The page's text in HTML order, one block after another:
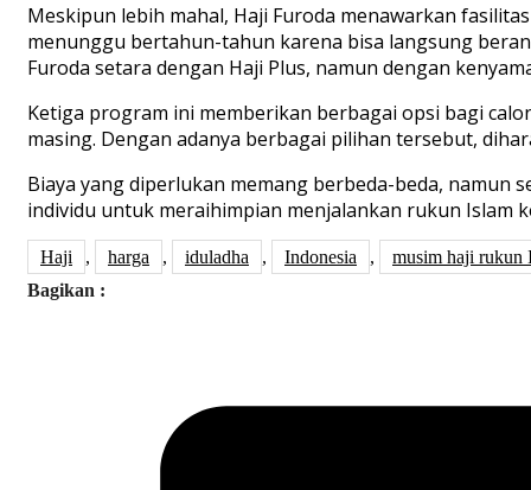
Meskipun lebih mahal, Haji Furoda menawarkan
menunggu bertahun-tahun karena bisa langsung
Furoda setara dengan Haji Plus, namun dengan
Ketiga program ini memberikan berbagai opsi bagi
masing. Dengan adanya berbagai pilihan tersebut,
Biaya yangdiperlukan memang berbeda-beda, namun
individu untuk meraihimpian menjalankan rukun Islam
Haji , harga , iduladha , Indonesia ,
musim haji rukun
Bagikan :